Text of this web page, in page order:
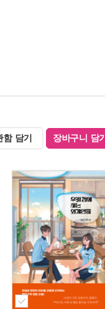
함 담기 장바구니 담기